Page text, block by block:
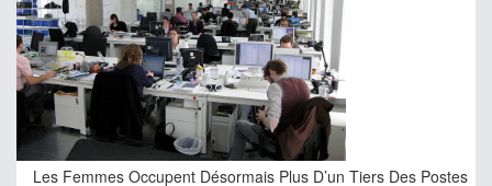
Les Femmes Occupent Désormais Plus D’un Tiers Des Postes